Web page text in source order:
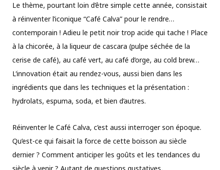
Le thème, pourtant loin d’être simple cette année, consistait
à réinventer l’iconique “Café Calva” pour le rendre…
contemporain ! Adieu le petit noir trop acide qui tache ! Place
à la chicorée, à la liqueur de cascara (pulpe séchée de la
cerise de café), au café vert, au café d’orge, au cold brew…
L’innovation était au rendez-vous, aussi bien dans les
ingrédients que dans les techniques et la présentation :
hydrolats, espuma, soda, et bien d’autres.
Réinventer le Café Calva, c’est aussi interroger son époque.
Qu’est-ce qui faisait la force de cette boisson au siècle
dernier ? Comment anticiper les goûts et les tendances du